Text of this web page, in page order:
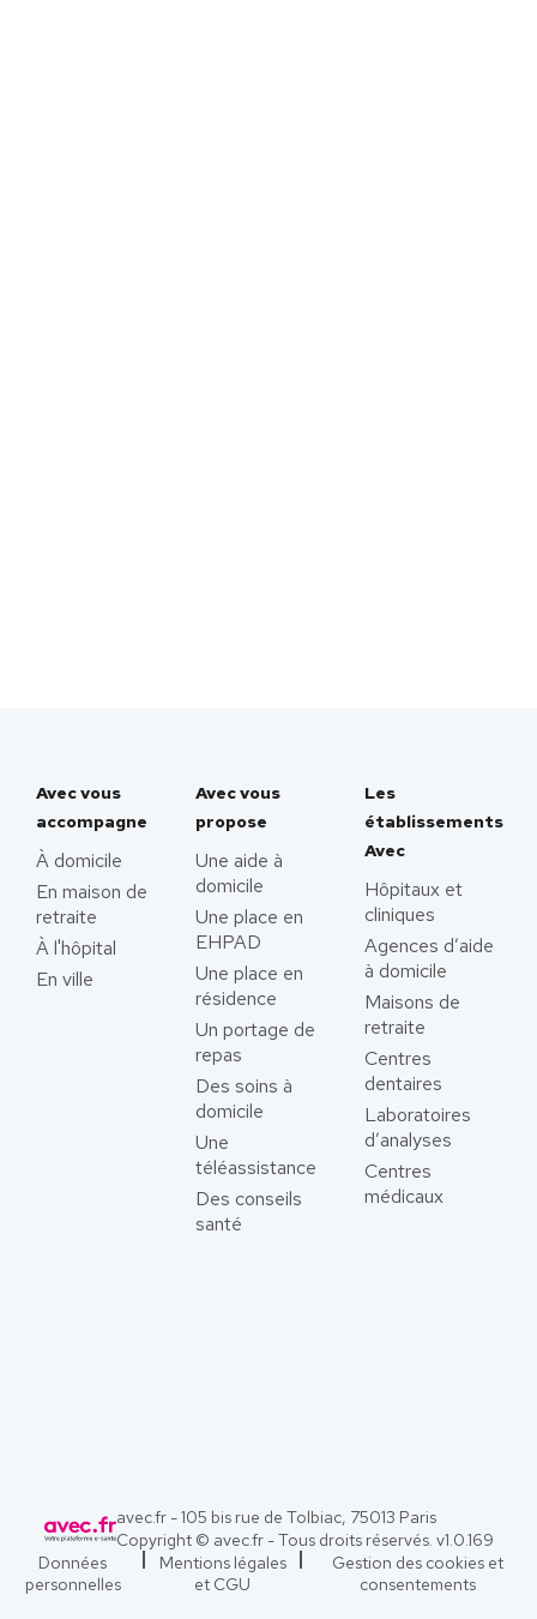
Avec vous
accompagne
À domicile
En maison de
retraite
À l'hôpital
En ville
Avec vous
propose
Une aide à
domicile
Une place en
EHPAD
Une place en
résidence
Un portage de
repas
Des soins à
domicile
Une
téléassistance
Des conseils
santé
Les
établissements
Avec
Hôpitaux et
cliniques
Agences d’aide
à domicile
Maisons de
retraite
Centres
dentaires
Laboratoires
d’analyses
Centres
médicaux
avec.fr - 105 bis rue de Tolbiac, 75013 Paris
Copyright © avec.fr - Tous droits réservés. v1.0.169
Données
personnelles
Mentions légales
et CGU
Gestion des cookies et
consentements